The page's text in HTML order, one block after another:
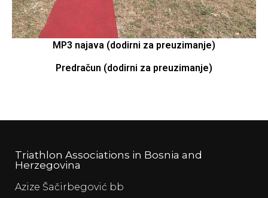
MP3 najava (dodirni za preuzimanje)
Predračun (dodirni za preuzimanje)
Triathlon Associations in Bosnia and
Herzegovina
Azize Šačirbegović bb​